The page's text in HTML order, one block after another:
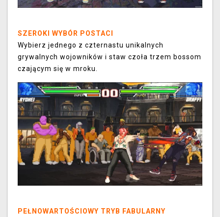
SZEROKI WYBÓR POSTACI
Wybierz jednego z czternastu unikalnych
grywalnych wojowników i staw czoła trzem bossom
czającym się w mroku.
PEŁNOWARTOŚCIOWY TRYB FABULARNY